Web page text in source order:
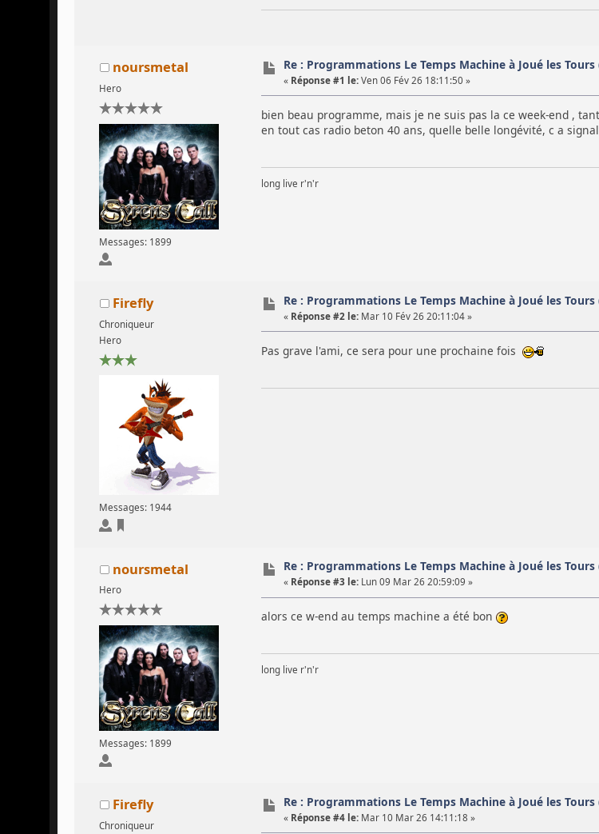
noursmetal
Hero
Messages: 1899
Re : Programmations Le Temps Machine à Joué les Tours
« Réponse #1 le: Ven 06 Fév 26 18:11:50 »
bien beau programme, mais je ne suis pas la ce week-end ,
en tout cas radio beton 40 ans, quelle belle longévité, c a
long live r'n'r
Firefly
Chroniqueur
Hero
Messages: 1944
Re : Programmations Le Temps Machine à Joué les Tours
« Réponse #2 le: Mar 10 Fév 26 20:11:04 »
Pas grave l'ami, ce sera pour une prochaine fois
noursmetal
Hero
Messages: 1899
Re : Programmations Le Temps Machine à Joué les Tours
« Réponse #3 le: Lun 09 Mar 26 20:59:09 »
alors ce w-end au temps machine a été bon
long live r'n'r
Firefly
Chroniqueur
Re : Programmations Le Temps Machine à Joué les Tours
« Réponse #4 le: Mar 10 Mar 26 14:11:18 »